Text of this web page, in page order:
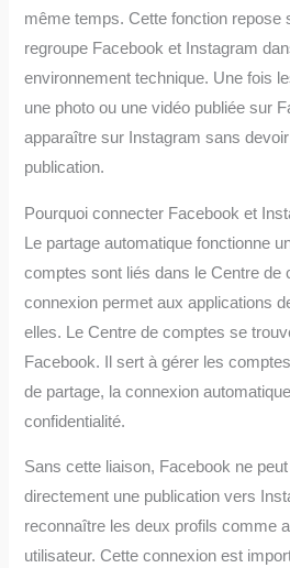
même temps. Cette fonction repose
regroupe Facebook et Instagram
environnement technique. Une fois
une photo ou une vidéo publiée sur
apparaître sur Instagram sans
publication.
Pourquoi connecter Facebook et
Le partage automatique fonctionne
comptes sont liés dans le Centre de
connexion permet aux applications
elles. Le Centre de comptes se
Facebook. Il sert à gérer les
de partage, la connexion
confidentialité.
Sans cette liaison, Facebook ne
directement une publication vers
reconnaître les deux profils comme
utilisateur. Cette connexion est